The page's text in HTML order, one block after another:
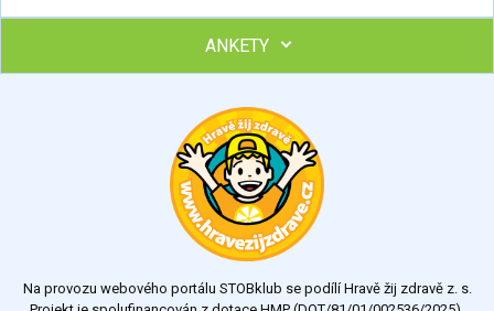
ANKETY
Výsledky Všechny ankety
Na provozu webového portálu STOBklub se podílí Hravě žij zdravě z. s.